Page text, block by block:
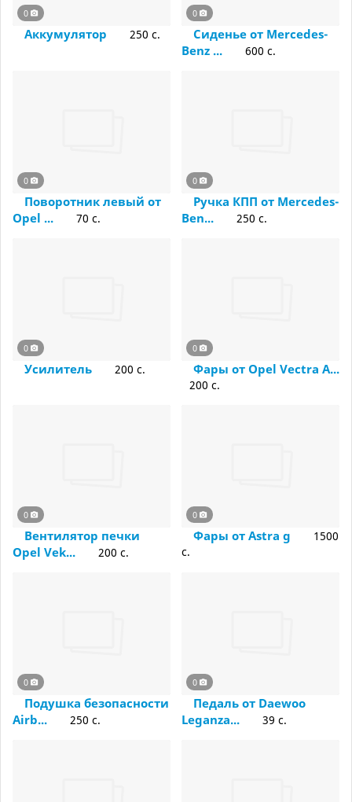
0
Аккумулятор 250 c.
0
Сиденье от Mercedes-
Benz ...
600 c.
0
Поворотник левый от
Opel ...
70 c.
0
Ручка КПП от Mercedes-
Ben...
250 c.
0
Усилитель 200 c.
0
Фары от Opel Vectra А...
200 c.
0
Вентилятор печки
Opel Vek...
200 c.
0
Фары от Аstra g
1500
c.
0
Подушка безопасности
Airb...
250 c.
0
Педаль от Daewoo
Leganza...
39 c.